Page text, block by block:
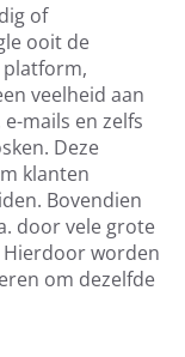
of
ooit de
veelheid aan
mails en zelfs
Deze
klanten
Bovendien
door vele grote
worden
om dezelfde